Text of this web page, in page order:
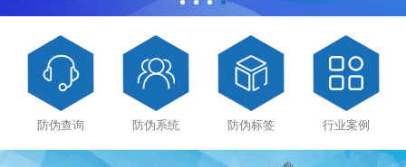
防伪查询 防伪系统 防伪标签 行业案例